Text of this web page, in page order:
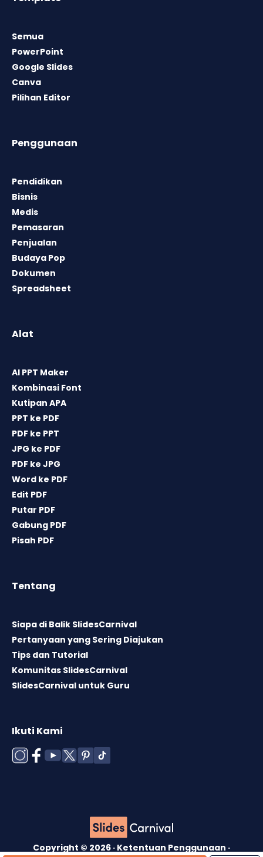
Semua
PowerPoint
Google Slides
Canva
Pilihan Editor
Penggunaan
Pendidikan
Bisnis
Medis
Pemasaran
Penjualan
Budaya Pop
Dokumen
Spreadsheet
Alat
AI PPT Maker
Kombinasi Font
Kutipan APA
PPT ke PDF
PDF ke PPT
JPG ke PDF
PDF ke JPG
Word ke PDF
Edit PDF
Putar PDF
Gabung PDF
Pisah PDF
Tentang
Siapa di Balik SlidesCarnival
Pertanyaan yang Sering Diajukan
Tips dan Tutorial
Komunitas SlidesCarnival
SlidesCarnival untuk Guru
Ikuti Kami
Copyright © 2026 · Ketentuan Penggunaan ·